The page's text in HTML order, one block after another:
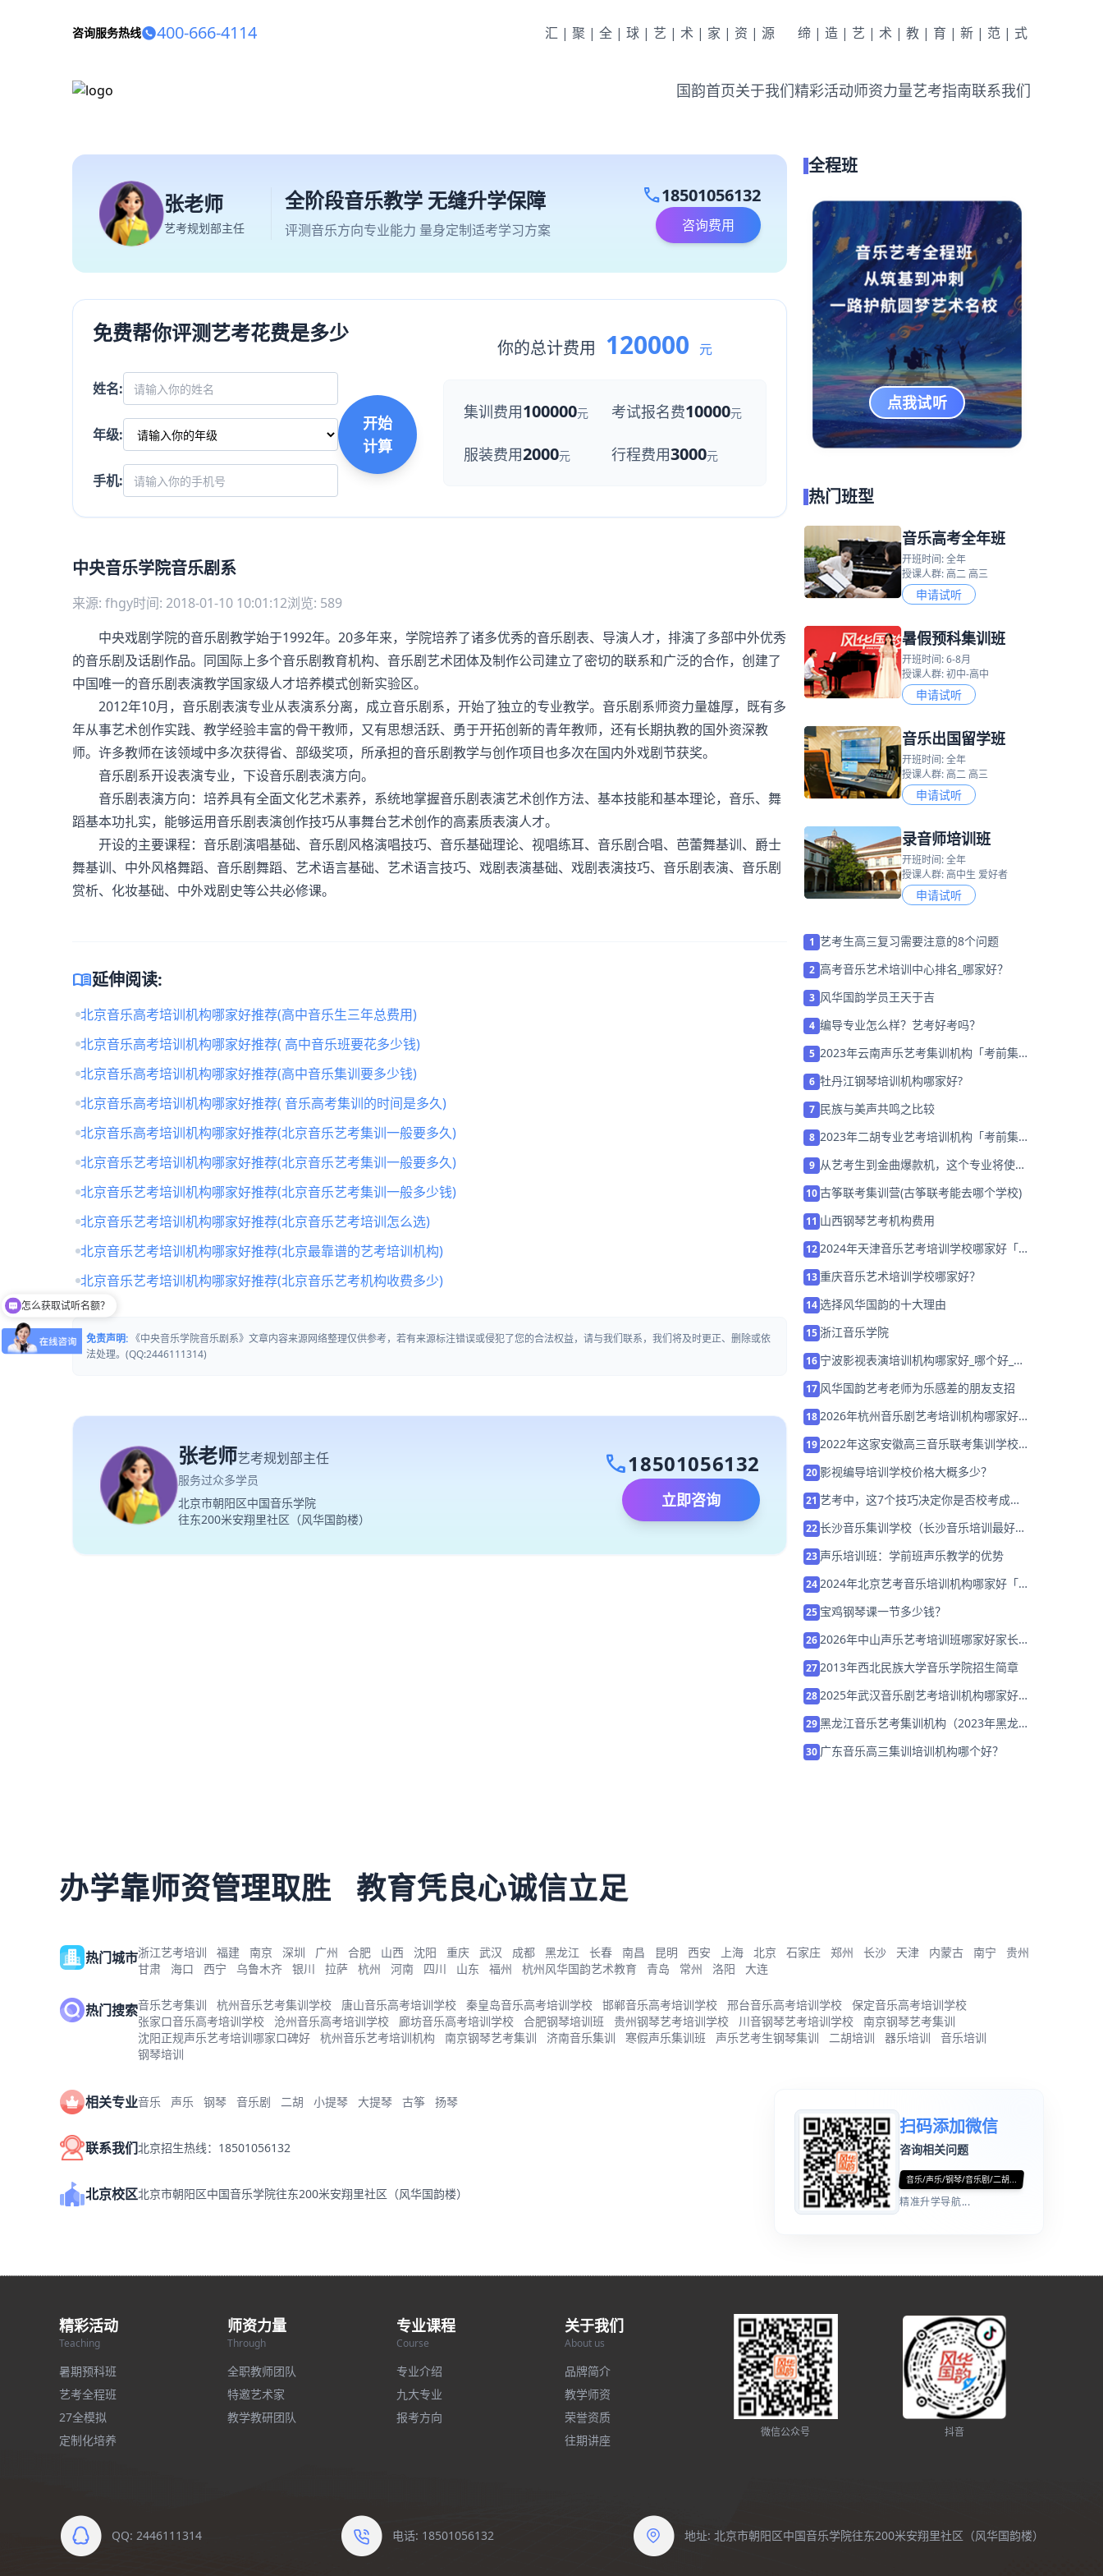
咨询服务热线 400-666-4114 汇|聚|全|球|艺|术|家|资|源 缔|造|艺|术|教|育|新|范|式
国韵首页关于我们精彩活动师资力量艺考指南联系我们
张老师
艺考规划部主任
全阶段音乐教学 无缝升学保障
评测音乐方向专业能力 量身定制适考学习方案
call18501056132
咨询费用
免费帮你评测艺考花费是多少
姓名:
年级:
手机:
开始
计算
你的总计费用 120000 元
集训费用100000元 考试报名费10000元
服装费用2000元 行程费用3000元
中央音乐学院音乐剧系
来源: fhgy时间: 2018-01-10 10:01:12浏览: 589
​中央戏剧学院的音乐剧教学始于1992年。20多年来，学院培养了诸多优秀的音乐剧表、导演人才，排演了多部中外优秀
的音乐剧及话剧作品。同国际上多个音乐剧教育机构、音乐剧艺术团体及制作公司建立了密切的联系和广泛的合作，创建了
中国唯一的音乐剧表演教学国家级人才培养模式创新实验区。
2012年10月，音乐剧表演专业从表演系分离，成立音乐剧系，开始了独立的专业教学。音乐剧系师资力量雄厚，既有多
年从事艺术创作实践、教学经验丰富的骨干教师，又有思想活跃、勇于开拓创新的青年教师，还有长期执教的国外资深教
师。许多教师在该领域中多次获得省、部级奖项，所承担的音乐剧教学与创作项目也多次在国内外戏剧节获奖。
音乐剧系开设表演专业，下设音乐剧表演方向。
音乐剧表演方向：培养具有全面文化艺术素养，系统地掌握音乐剧表演艺术创作方法、基本技能和基本理论，音乐、舞
蹈基本功扎实，能够运用音乐剧表演创作技巧从事舞台艺术创作的高素质表演人才。
开设的主要课程：音乐剧演唱基础、音乐剧风格演唱技巧、音乐基础理论、视唱练耳、音乐剧合唱、芭蕾舞基训、爵士
舞基训、中外风格舞蹈、音乐剧舞蹈、艺术语言基础、艺术语言技巧、戏剧表演基础、戏剧表演技巧、音乐剧表演、音乐剧
赏析、化妆基础、中外戏剧史等公共必修课。
menu_book延伸阅读:
北京音乐高考培训机构哪家好推荐(高中音乐生三年总费用)
北京音乐高考培训机构哪家好推荐( 高中音乐班要花多少钱)
北京音乐高考培训机构哪家好推荐(高中音乐集训要多少钱)
北京音乐高考培训机构哪家好推荐( 音乐高考集训的时间是多久)
北京音乐高考培训机构哪家好推荐(北京音乐艺考集训一般要多久)
北京音乐艺考培训机构哪家好推荐(北京音乐艺考集训一般要多久)
北京音乐艺考培训机构哪家好推荐(北京音乐艺考集训一般多少钱)
北京音乐艺考培训机构哪家好推荐(北京音乐艺考培训怎么选)
北京音乐艺考培训机构哪家好推荐(北京最靠谱的艺考培训机构)
北京音乐艺考培训机构哪家好推荐(北京音乐艺考机构收费多少)
免责声明: 《中央音乐学院音乐剧系》文章内容来源网络整理仅供参考，若有来源标注错误或侵犯了您的合法权益，请与我们联系，我们将及时更正、删除或依
法处理。(QQ:2446111314)
张老师艺考规划部主任
服务过众多学员
北京市朝阳区中国音乐学院
往东200米安翔里社区（风华国韵楼）
call18501056132
立即咨询
全程班
点我试听
热门班型
音乐高考全年班
开班时间: 全年
授课人群: 高二 高三
申请试听
暑假预科集训班
开班时间: 6-8月
授课人群: 初中-高中
申请试听
音乐出国留学班
开班时间: 全年
授课人群: 高二 高三
申请试听
录音师培训班
开班时间: 全年
授课人群: 高中生 爱好者
申请试听
1 艺考生高三复习需要注意的8个问题
2 高考音乐艺术培训中心排名_哪家好？
3 风华国韵学员王天于吉
4 编导专业怎么样？艺考好考吗？
5 2023年云南声乐艺考集训机构「考前集训
6 牡丹江钢琴培训机构哪家好?
7 民族与美声共鸣之比较
8 2023年二胡专业艺考培训机构「考前集训
9 从艺考生到金曲爆款机，这个专业将使你
10古筝联考集训营(古筝联考能去哪个学校)
11 山西钢琴艺考机构费用
122024年天津音乐艺考培训学校哪家好「集
13重庆音乐艺术培训学校哪家好？
14选择风华国韵的十大理由
15浙江音乐学院
16 宁波影视表演培训机构哪家好_哪个好_学
17 风华国韵艺考老师为乐感差的朋友支招
182026年杭州音乐剧艺考培训机构哪家好？
192022年这家安徽高三音乐联考集训学校
20 影视编导培训学校价格大概多少？
21 艺考中，这7个技巧决定你是否校考成
22长沙音乐集训学校（长沙音乐培训最好的
23 声乐培训班：学前班声乐教学的优势
242024年北京艺考音乐培训机构哪家好「集
25 宝鸡钢琴课一节多少钱？
262026年中山声乐艺考培训班哪家好家长该
272013年西北民族大学音乐学院招生简章
282025年武汉音乐剧艺考培训机构哪家好
29黑龙江音乐艺考集训机构（2023年黑龙江
30 广东音乐高三集训培训机构哪个好？
办学靠师资管理取胜 教育凭良心诚信立足
热门城市浙江艺考培训 福建 南京 深圳 广州 合肥 山西 沈阳 重庆 武汉 成都 黑龙江 长春 南昌 昆明 西安 上海 北京 石家庄 郑州 长沙 天津 内蒙古 南宁
贵州
甘肃
海口 西宁 乌鲁木齐 银川 拉萨 杭州 河南 四川 山东 福州 杭州风华国韵艺术教育 青岛 常州 洛阳 大连
热门搜索音乐艺考集训 杭州音乐艺考集训学校 唐山音乐高考培训学校 秦皇岛音乐高考培训学校 邯郸音乐高考培训学校 邢台音乐高考培训学校
保定音乐高考培训学校
张家口音乐高考培训学校
沧州音乐高考培训学校 廊坊音乐高考培训学校 合肥钢琴培训班 贵州钢琴艺考培训学校 川音钢琴艺考培训学校
南京钢琴艺考集训
沈阳正规声乐艺考培训哪家口碑好
杭州音乐艺考培训机构 南京钢琴艺考集训 济南音乐集训 寒假声乐集训班 声乐艺考生钢琴集训 二胡培训 器乐培训
音乐培训
钢琴培训
相关专业音乐 声乐 钢琴 音乐剧 二胡 小提琴 大提琴 古筝 扬琴
联系我们北京招生热线：18501056132
北京校区北京市朝阳区中国音乐学院往东200米安翔里社区（风华国韵楼）
扫码添加微信
咨询相关问题
音乐/声乐/钢琴/音乐剧/二胡...
精准升学导航...
精彩活动
Teaching
暑期预科班
艺考全程班
27全模拟
定制化培养
师资力量
Through
全职教师团队
特邀艺术家
教学教研团队
专业课程
Course
专业介绍
九大专业
报考方向
关于我们
About us
品牌简介
教学师资
荣誉资质
往期讲座
微信公众号 抖音
QQ: 2446111314 电话: 18501056132 地址: 北京市朝阳区中国音乐学院往东200米安翔里社区（风华国韵楼）
怎么获取试听名额？
留下【姓名】 【微信】即获取免费试听名额